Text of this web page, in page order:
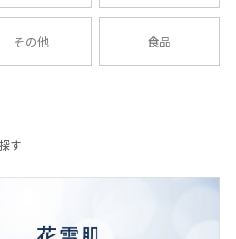
その他 食品
す